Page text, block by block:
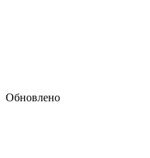
Обновлено